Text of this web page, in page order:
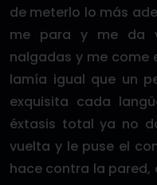
de meterlo lo más
me para y me da
nalgadas y me come
lamía igual que un
exquisita cada
éxtasis total ya no
vuelta y le puse el
hace contra la pared,